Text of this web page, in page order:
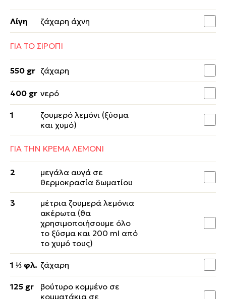
Λίγη ζάχαρη άχνη
ΓΙΑ ΤΟ ΣΙΡΟΠΙ
550 gr ζάχαρη
400 gr νερό
1
ζουμερό λεμόνι (ξύσμα
και χυμό)
ΓΙΑ ΤΗΝ ΚΡΕΜΑ ΛΕΜΟΝΙ
2
μεγάλα αυγά σε
θερμοκρασία δωματίου
3
μέτρια ζουμερά λεμόνια
ακέρωτα (θα
χρησιμοποιήσουμε όλο
το ξύσμα και 200 ml από
το χυμό τους)
1 ⅓ φλ. ζάχαρη
125 gr
βούτυρο κομμένο σε
κομματάκια σε